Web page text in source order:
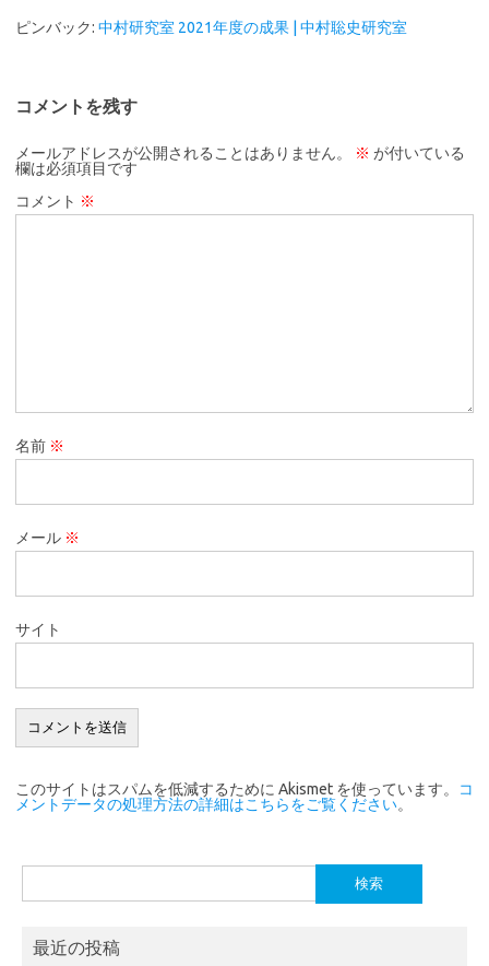
ピンバック: 中村研究室 2021年度の成果 | 中村聡史研究室
コメントを残す
メールアドレスが公開されることはありません。 ※ が付いている
欄は必須項目です
コメント ※
名前 ※
メール ※
サイト
このサイトはスパムを低減するために Akismet を使っています。
コ
メントデータの処理方法の詳細はこちらをご覧ください。
索:
最近の投稿